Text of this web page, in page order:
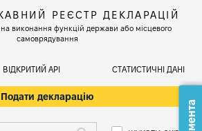
РЕЄСТР ДЕКЛАРАЦІЙ
виконання функцій держави або місцевого
самоврядування
ВІДКРИТИЙ АРІ СТАТИСТИЧНІ ДАНІ
Подати декларацію